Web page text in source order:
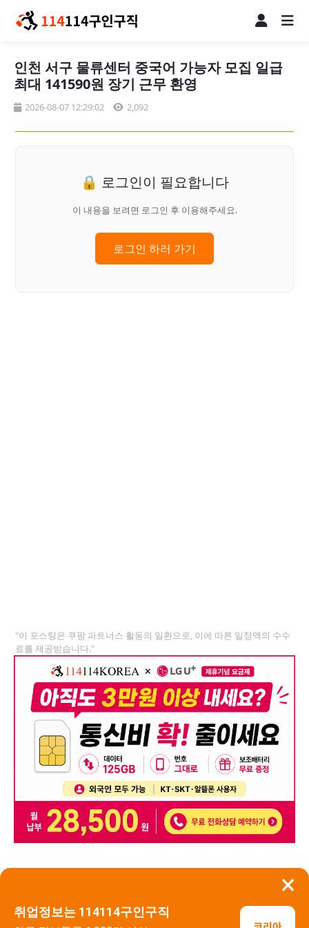
×
취업정보는 114114구인구직
인천 서구 물류센터 중국어 가능자 모집 일급
최대 141590원 장기 근무 환영
2026-08-07 12:29:02 2,092
🔒 로그인이 필요합니다
이 내용을 보려면 로그인 후 이용해주세요.
로그인 하러 가기
"이 포스팅은 쿠팡 파트너스 활동의 일환으로, 이에 따른 일정액의 수수
료를 제공받습니다."